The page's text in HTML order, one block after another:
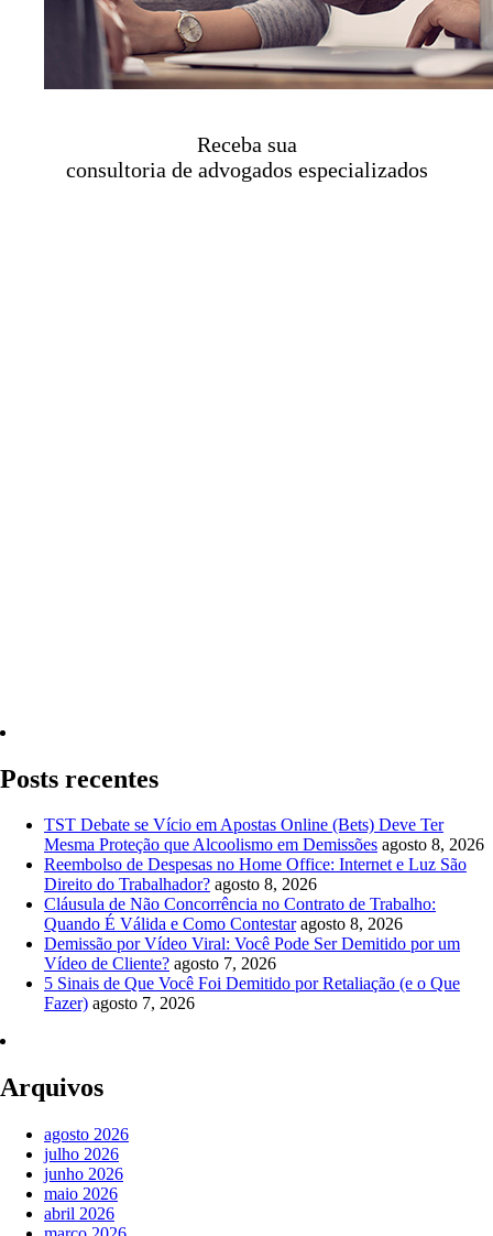
Receba sua
consultoria de advogados especializados
Posts recentes
TST Debate se Vício em Apostas Online (Bets) Deve Ter
Mesma Proteção que Alcoolismo em Demissões agosto 8, 2026
Reembolso de Despesas no Home Office: Internet e Luz São
Direito do Trabalhador? agosto 8, 2026
Cláusula de Não Concorrência no Contrato de Trabalho:
Quando É Válida e Como Contestar agosto 8, 2026
Demissão por Vídeo Viral: Você Pode Ser Demitido por um
Vídeo de Cliente? agosto 7, 2026
5 Sinais de Que Você Foi Demitido por Retaliação (e o Que
Fazer) agosto 7, 2026
Arquivos
agosto 2026
julho 2026
junho 2026
maio 2026
abril 2026